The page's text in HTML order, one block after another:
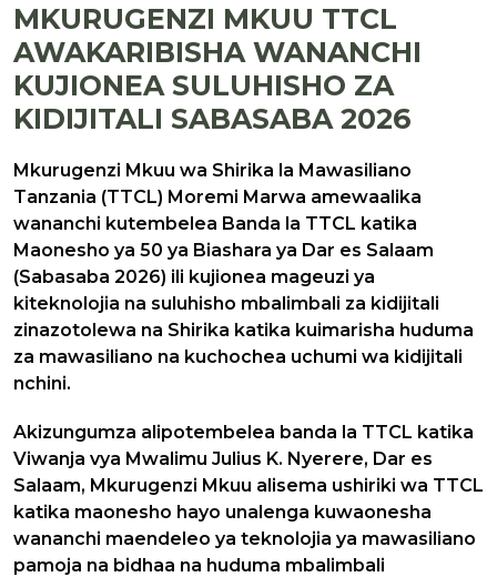
MKURUGENZI MKUU TTCL
AWAKARIBISHA WANANCHI
KUJIONEA SULUHISHO ZA
KIDIJITALI SABASABA 2026
Mkurugenzi Mkuu wa Shirika la Mawasiliano
Tanzania (TTCL) Moremi Marwa amewaalika
wananchi kutembelea Banda la TTCL katika
Maonesho ya 50 ya Biashara ya Dar es Salaam
(Sabasaba 2026) ili kujionea mageuzi ya
kiteknolojia na suluhisho mbalimbali za kidijitali
zinazotolewa na Shirika katika kuimarisha huduma
za mawasiliano na kuchochea uchumi wa kidijitali
nchini.
Akizungumza alipotembelea banda la TTCL katika
Viwanja vya Mwalimu Julius K. Nyerere, Dar es
Salaam, Mkurugenzi Mkuu alisema ushiriki wa TTCL
katika maonesho hayo unalenga kuwaonesha
wananchi maendeleo ya teknolojia ya mawasiliano
pamoja na bidhaa na huduma mbalimbali